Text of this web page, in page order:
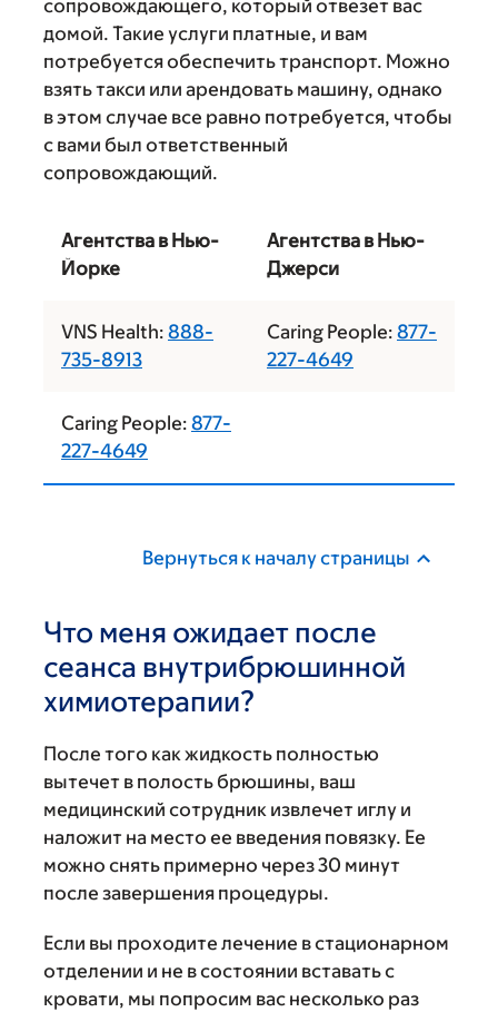
сопровождающего, который отвезет вас
домой. Такие услуги платные, и вам
потребуется обеспечить транспорт. Можно
взять такси или арендовать машину, однако
в этом случае все равно потребуется, чтобы
с вами был ответственный
сопровождающий.
Агентства в Нью-
Йорке
Агентства в Нью-
Джерси
VNS Health: 888-
735-8913
Caring People: 877-
227-4649
Caring People: 877-
227-4649
Вернуться к началу страницы
Что меня ожидает после
сеанса внутрибрюшинной
химиотерапии?
После того как жидкость полностью
вытечет в полость брюшины, ваш
медицинский сотрудник извлечет иглу и
наложит на место ее введения повязку. Ее
можно снять примерно через 30 минут
после завершения процедуры.
Если вы проходите лечение в стационарном
отделении и не в состоянии вставать с
кровати, мы попросим вас несколько раз